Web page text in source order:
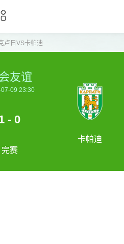
卢日VS卡帕迪
友谊
09 23:30
- 0
完赛
卡帕迪